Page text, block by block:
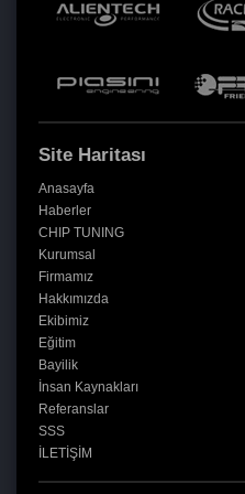
Site Haritası
Anasayfa
Haberler
CHIP TUNING
Kurumsal
Firmamız
Hakkımızda
Ekibimiz
Eğitim
Bayilik
İnsan Kaynakları
Referanslar
SSS
İLETİŞİM